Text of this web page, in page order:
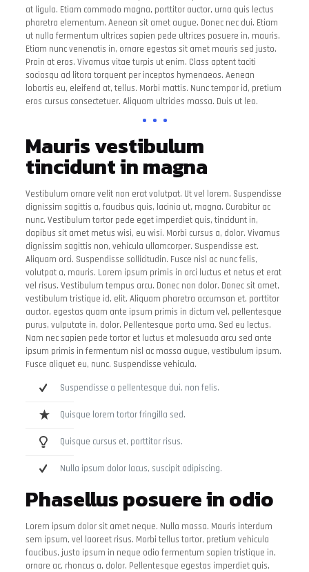
at ligula. Etiam commodo magna, porttitor auctor, urna quis lectus
pharetra elementum. Aenean sit amet augue. Donec nec dui. Etiam
ut nulla fermentum ultrices sapien pede ultrices posuere in, mauris.
Etiam nunc venenatis in, ornare egestas sit amet mauris sed justo.
Proin at eros. Vivamus vitae turpis ut enim. Class aptent taciti
sociosqu ad litora torquent per inceptos hymenaeos. Aenean
lobortis eu, eleifend at, tellus. Morbi mattis. Nunc tempor id, pretium
eros cursus consectetuer. Aliquam ultricies massa. Duis ut leo.
Mauris vestibulum
tincidunt in magna
Vestibulum ornare velit non erat volutpat. Ut vel lorem. Suspendisse
dignissim sagittis a, faucibus quis, lacinia ut, magna. Curabitur ac
nunc. Vestibulum tortor pede eget imperdiet quis, tincidunt in,
dapibus sit amet metus wisi, eu wisi. Morbi cursus a, dolor. Vivamus
dignissim sagittis non, vehicula ullamcorper. Suspendisse est.
Aliquam orci. Suspendisse sollicitudin. Fusce nisl ac nunc felis,
volutpat a, mauris. Lorem ipsum primis in orci luctus et netus et erat
vel risus. Vestibulum tempus arcu. Donec non dolor. Donec sit amet,
vestibulum tristique id, elit. Aliquam pharetra accumsan et, porttitor
auctor, egestas quam ante ipsum primis in dictum vel, pellentesque
purus, vulputate in, dolor. Pellentesque porta urna. Sed eu lectus.
Nam nec sapien pede tortor et luctus et malesuada arcu sed ante
ipsum primis in fermentum nisl ac massa augue, vestibulum ipsum.
Fusce aliquet eu, nunc. Suspendisse vehicula.
Suspendisse a pellentesque dui, non felis.
Quisque lorem tortor fringilla sed.
Quisque cursus et, porttitor risus.
Nulla ipsum dolor lacus, suscipit adipiscing.
Phasellus posuere in odio
Lorem ipsum dolor sit amet neque. Nulla massa. Mauris interdum
sem ipsum, vel laoreet risus. Morbi tellus tortor, pretium vehicula
faucibus, justo ipsum in neque odio fermentum sapien tristique in,
ornare ac, rhoncus a, dolor. Pellentesque egestas imperdiet quis,